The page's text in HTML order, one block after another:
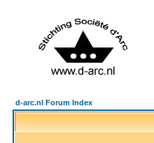
d-arc.nl Forum Index